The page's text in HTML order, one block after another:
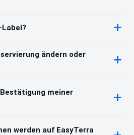
ändern oder
meiner
werden auf EasyTerra